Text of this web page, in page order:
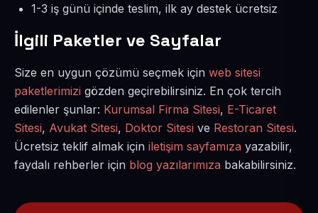
1-3 iş günü içinde teslim, ilk ay destek ücretsiz
İlgili Paketler ve Sayfalar
Size en uygun çözümü seçmek için web sitesi
paketlerimizi gözden geçirebilirsiniz. En çok tercih
edilenler şunlar: Kurumsal Firma Sitesi, E-Ticaret
Sitesi, Avukat Sitesi, Doktor Sitesi ve Restoran Sitesi.
Ücretsiz teklif almak için iletişim sayfamıza yazabilir,
faydalı rehberler için blog yazılarımıza bakabilirsiniz.